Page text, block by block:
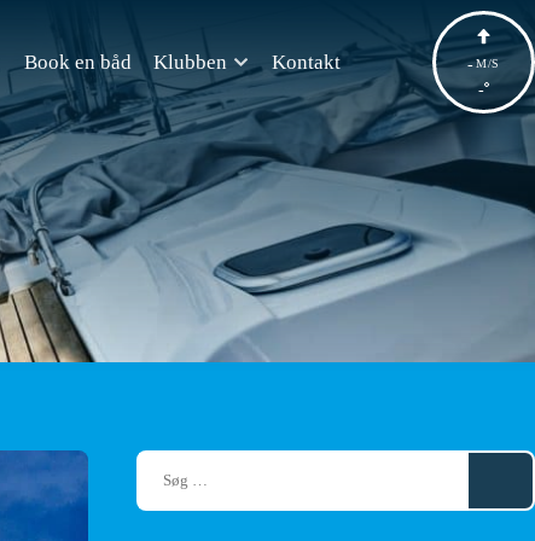
Book en båd Klubben Kontakt -M/S
-